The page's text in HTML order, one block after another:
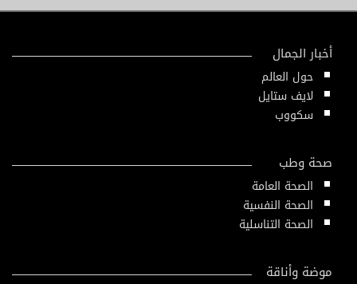
أخبار الجمال
حول العالم
لايف ستايل
سكووب
صحة وطب
الصحة العامة
الصحة النفسية
الصحة التناسلية
موضة وأناقة